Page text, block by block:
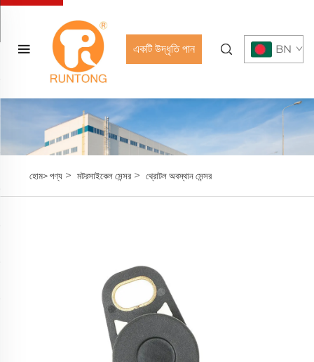
একটি উদ্ধৃতি পান BN
হোম>পণ্য> মটরসাইকেল সেন্সর> থ্রোটল অবস্থান সেন্সর